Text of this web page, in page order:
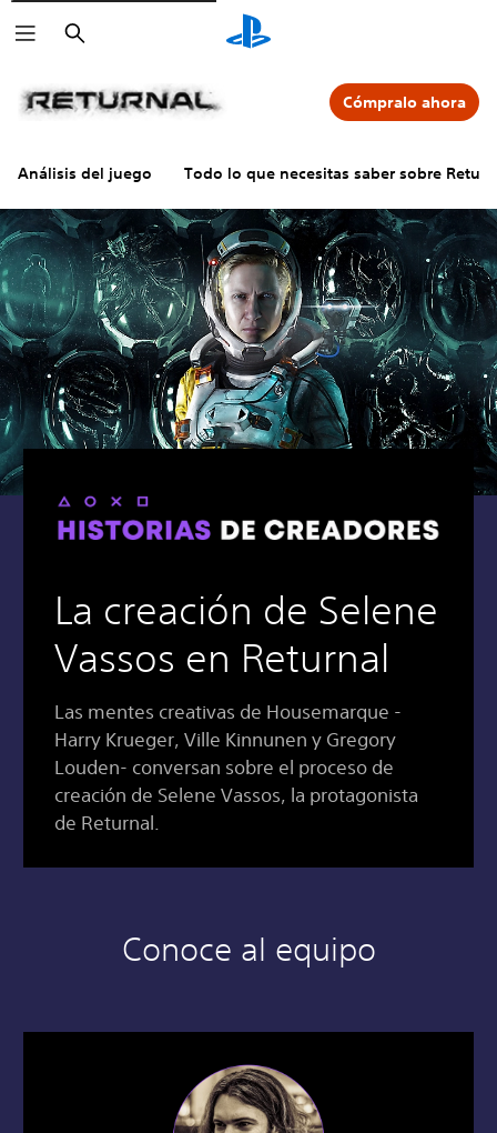
Buscar
Análisis del juego Todo lo que necesitas saber sobre
Cómpralo ahora
La creación de Selene
Vassos en Returnal
Las mentes creativas de Housemarque -
Harry Krueger, Ville Kinnunen y Gregory
Louden- conversan sobre el proceso de
creación de Selene Vassos, la protagonista
de Returnal.
Conoce al equipo